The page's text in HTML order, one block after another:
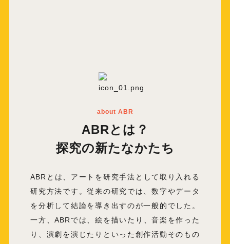
about ABR
ABRとは？
探究の新たなかたち
ABRとは、アートを研究手法として取り入れる
研究方法です。従来の研究では、数字やデータ
を分析して結論を導き出すのが一般的でした。
一方、ABRでは、絵を描いたり、音楽を作った
り、演劇を演じたりといった創作活動そのもの